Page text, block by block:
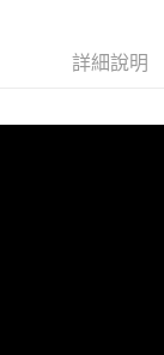
時審查核予不同之
請求用戶進行身份認
詳細說明